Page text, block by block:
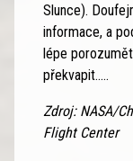
Slunce).
informace, a
lépe
překvapit.....
Zdroj: NASA/
Flight Center